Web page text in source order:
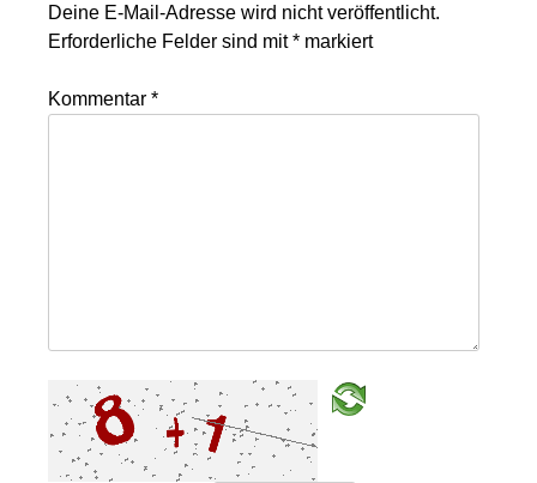
Deine E-Mail-Adresse wird nicht veröffentlicht.
Erforderliche Felder sind mit* markiert
Kommentar*